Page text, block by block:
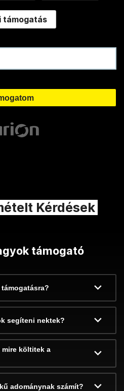
támogatás
Kérdések
támogató
segíteni nektek?
mire költitek a
adománynak számít?